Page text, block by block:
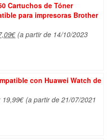
Cartuchos de Tóner
para impresoras Brother
€El(a partir de 14/10/2023
con Huawei Watch de
19,99€ (a partir de 21/07/2021